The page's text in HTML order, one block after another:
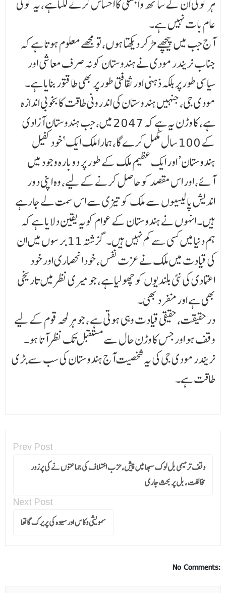
ہر کوئی ان کے ساتھ وابستگی کا احساس کرنے لگتا ہے، یہ کوئی
عام بات نہیں ہے۔
آج جب میں پیچھے مڑ کر دیکھتا ہوں، تو مجھے معلوم ہوتا ہے کہ
جناب نریندر مودی نے ہندوستان کو نہ صرف معاشی اور
سیاسی طور پر بلکہ ذہنی اور ثقافتی طور پر بھی طاقتور بنایا ہے۔
مودی جی، جنہیں ہندوستان کی اندرونی طاقت کا بخوبی اندازہ
ہے، کا وڑن یہ ہے کہ 2047 میں، جب ہندوستان آزادی
کے 100 سال مکمل کرے گا، ہمارا ملک ایک ‘خود کفیل
ہندوستان’ اور ایک عظیم ملک کے طور پر دوبارہ وجود میں
آئے، اور اس مقصد کو حاصل کرنے کے لیے، وہ اپنی دور
اندیش پالیسیوں سے ملک کو تیزی سے اس سمت لے جا رہے
ہیں۔ انہوں نے ہندوستان کے عوام کویہ یقین دلایا ہے کہ
ہم دنیا میں کسی سے کم نہیں ہیں۔ گزشتہ 11 برسوں میں ان
کی قیادت میں ملک نے عزت نفس، خود انحصاری اور خود
اعتمادی کی نئی بلندیوں کو چھو لیا ہے، جو میری نظر میں تاریخی
بھی ہے اور منفرد بھی۔
درحقیقت،حقیقی قیادت وہی ہوتی ہے ، جو ہر لمحہ قوم کے لیے
وقف ہو اور جس کا وڑن حال سے مستقبل تک نظر آتا ہو۔
نریندر مودی جی کی یہ شخصیت آج ہندوستان کی سب سے بڑی
طاقت ہے۔
Prev Post
وقف ترمیمی بل لوک سبھا میں پیش، حزب اختلاف کی جماعتوں نے کی پرزور
مخالفت ، بل پر بحث جاری
Next Post
سمویشی وکاس اور سیوہ کی پریرک گاتھا
No Comments: